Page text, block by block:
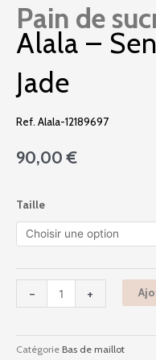
Pain de
Alala –
Jade
Ref. Alala-12189697
90,00€
Taille
-
de
Alala
-
Uni
+
Catégorie Bas de maillot